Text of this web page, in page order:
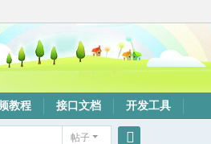
教程 接口文档 开发工具
帖子